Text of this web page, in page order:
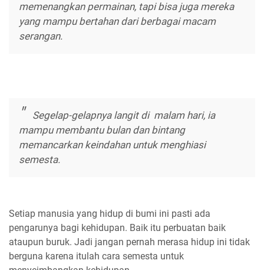
memenangkan permainan, tapi bisa juga mereka
yang mampu bertahan dari berbagai macam
serangan.
Segelap-gelapnya langit di malam hari, ia
mampu membantu bulan dan bintang
memancarkan keindahan untuk menghiasi
semesta.
Setiap manusia yang hidup di bumi ini pasti ada
pengarunya bagi kehidupan. Baik itu perbuatan baik
ataupun buruk. Jadi jangan pernah merasa hidup ini tidak
berguna karena itulah cara semesta untuk